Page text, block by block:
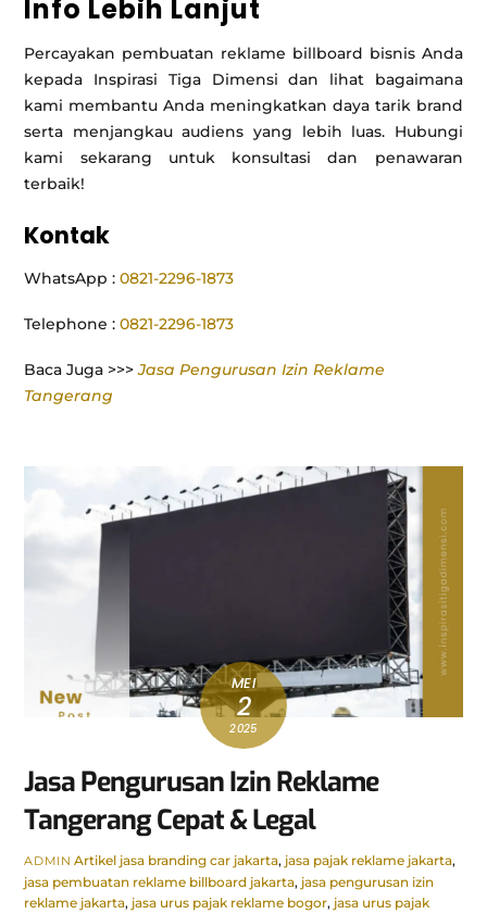
Info Lebih Lanjut
Percayakan pembuatan reklame billboard bisnis Anda
kepada Inspirasi Tiga Dimensi dan lihat bagaimana
kami membantu Anda meningkatkan daya tarik brand
serta menjangkau audiens yang lebih luas. Hubungi
kami sekarang untuk konsultasi dan penawaran
terbaik!
Kontak
WhatsApp :0821-2296-1873
Telephone :0821-2296-1873
Baca Juga >>>Jasa Pengurusan Izin Reklame
Tangerang
MEI
2
2025
Jasa Pengurusan Izin Reklame
Tangerang Cepat & Legal
ADMIN Artikel jasa branding car jakarta, jasa pajak reklame jakarta,
jasa pembuatan reklame billboard jakarta, jasa pengurusan izin
reklame jakarta, jasa urus pajak reklame bogor, jasa urus pajak